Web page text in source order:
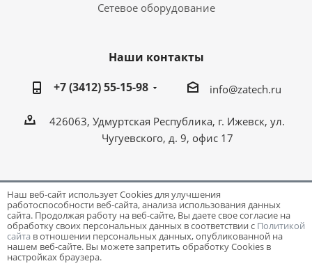
Сетевое оборудование
Наши контакты
+7 (3412) 55-15-98
info@zatech.ru
426063, Удмуртская Республика, г. Ижевск, ул.
Чугуевского, д. 9, офис 17
Разработка и поддержка сайта -Victory
Наш веб-сайт использует Cookies для улучшения
работоспособности веб-сайта, анализа использования данных
сайта. Продолжая работу на веб-сайте, Вы даете свое согласие на
обработку своих персональных данных в соответствии с Политикой
сайта в отношении персональных данных, опубликованной на
нашем веб-сайте. Вы можете запретить обработку Cookies в
настройках браузера.